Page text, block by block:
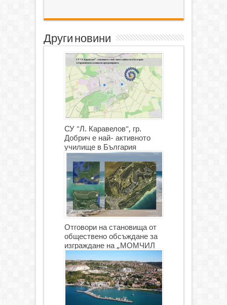
Други новини
СУ "Л. Каравелов", гр.
Добрич е най- активното
училище в България
Отговори на становища от
обществено обсъждане за
изграждане на „МОМЧИЛ
ГОЛФ И ГОЛФ ИГРИЩЕ”